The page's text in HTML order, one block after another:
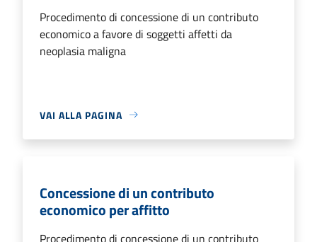
Procedimento di concessione di un contributo
economico a favore di soggetti affetti da
neoplasia maligna
VAI ALLA PAGINA
Concessione di un contributo
economico per affitto
Procedimento di concessione di un contributo